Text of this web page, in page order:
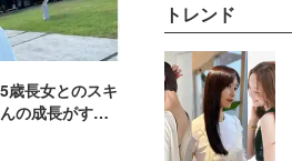
歳長女とのスキ
の成長がすご
の声
トレンド